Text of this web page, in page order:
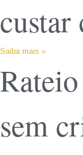
custar
Saiba mais »
sem